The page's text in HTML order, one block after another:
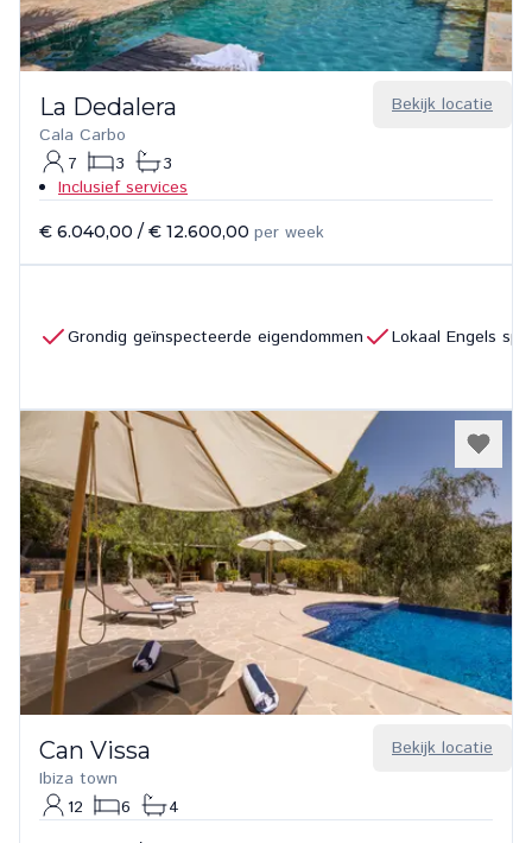
Bekijk locatie
La Dedalera
Cala Carbo
7
3
3
Inclusief services
€ 6.040,00 / € 12.600,00 per week
Grondig geïnspecteerde eigendommen Lokaal Engels
Bekijk locatie
Can Vissa
Ibiza town
12
6 4